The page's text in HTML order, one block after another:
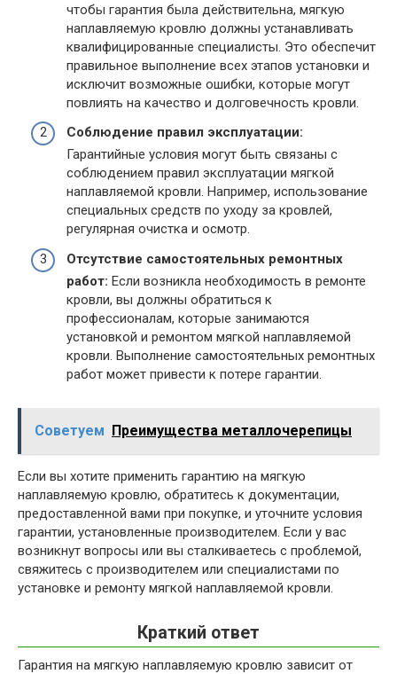
чтобы гарантия была действительна, мягкую
наплавляемую кровлю должны устанавливать
квалифицированные специалисты. Это обеспечит
правильное выполнение всех этапов установки и
исключит возможные ошибки, которые могут
повлиять на качество и долговечность кровли.
Соблюдение правил эксплуатации:
Гарантийные условия могут быть связаны с
соблюдением правил эксплуатации мягкой
наплавляемой кровли. Например, использование
специальных средств по уходу за кровлей,
регулярная очистка и осмотр.
Отсутствие самостоятельных ремонтных
работ: Если возникла необходимость в ремонте
кровли, вы должны обратиться к
профессионалам, которые занимаются
установкой и ремонтом мягкой наплавляемой
кровли. Выполнение самостоятельных ремонтных
работ может привести к потере гарантии.
Советуем Преимущества металлочерепицы
Если вы хотите применить гарантию на мягкую
наплавляемую кровлю, обратитесь к документации,
предоставленной вами при покупке, и уточните условия
гарантии, установленные производителем. Если у вас
возникнут вопросы или вы сталкиваетесь с проблемой,
свяжитесь с производителем или специалистами по
установке и ремонту мягкой наплавляемой кровли.
Краткий ответ
Гарантия на мягкую наплавляемую кровлю зависит от